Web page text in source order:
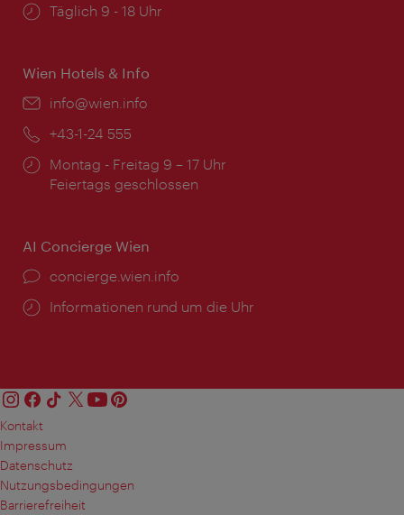
Öffnungszeiten:
Täglich 9 - 18 Uhr
Wien Hotels & Info
Email:
info@wien.info
Telefon:
+43-1-24 555
Öffnungszeiten:
Montag - Freitag 9 – 17 Uhr
Feiertags geschlossen
AI Concierge Wien
Ort:
concierge.wien.info
Öffnungszeiten:
Informationen rund um die Uhr
Kontakt
Impressum
Datenschutz
Nutzungsbedingungen
Barrierefreiheit